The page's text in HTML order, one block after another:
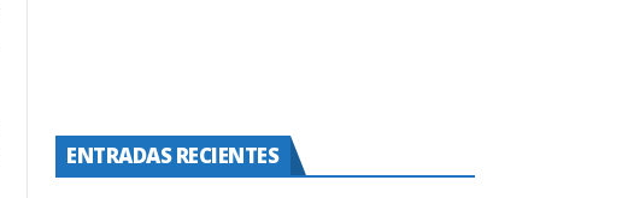
ENTRADAS RECIENTES